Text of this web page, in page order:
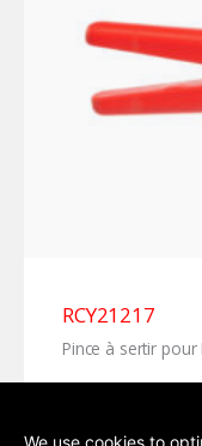
RCY21217
Pince à sertir
We use cookies to